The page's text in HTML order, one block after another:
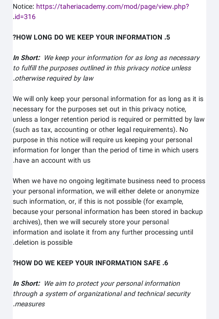
Notice:https://taheriacademy.com/mod/page/view.php?
id=316
.
In Short:We keep your information for as long as necessary
to fulfill the purposes outlined in this privacy notice unless
otherwise required by law.
We will only keep your personal information for as long as it is
necessary for the purposes set out in this privacy notice,
unless a longer retention period is required or permitted by law
(such as tax, accounting or other legal requirements). No
purpose in this notice will require us keeping your personal
information for longer thanthe period of time in which users
have an account with us
.
When we have no ongoing legitimate business need to process
your personal information, we will either delete or anonymize
such information, or, if this is not possible (for example,
because your personal information has been stored in backup
archives), then we will securely store your personal
information and isolate it from any further processing until
deletion is possible.
In Short:We aim to protect your personal information
through a system of organizational and technical security
measures.